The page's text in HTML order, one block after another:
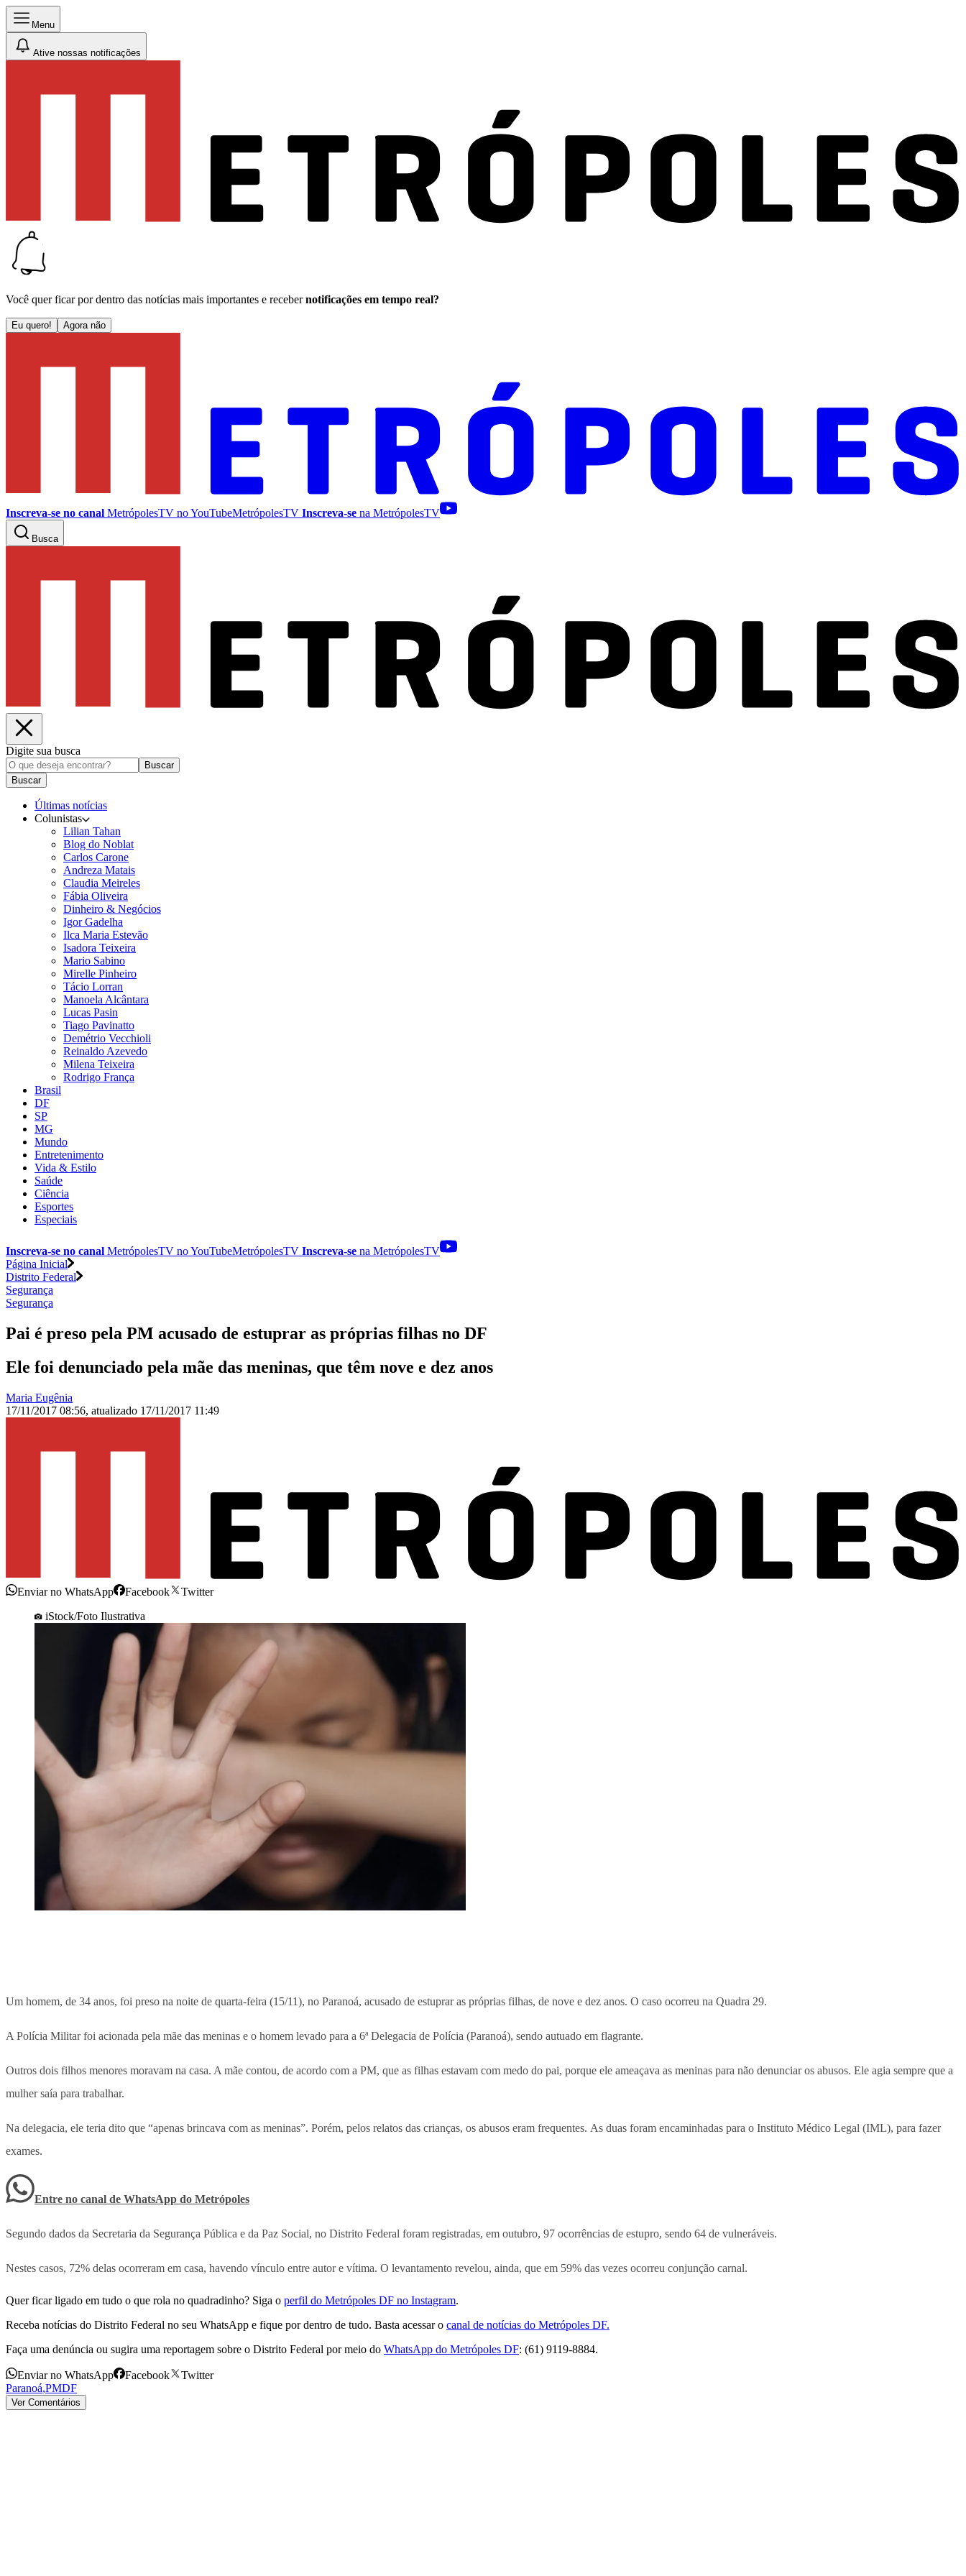
Menu
Ative nossas notificações
Você quer ficar por dentro das notícias mais importantes e receber notificações em tempo real?
Eu quero! Agora não
Inscreva-se no canal MetrópolesTV noYouTubeMetrópolesTV Inscreva-se na MetrópolesTV
Busca
Digite sua busca
Buscar
Buscar
Últimas notícias
Colunistas
Lilian Tahan
Blog do Noblat
Carlos Carone
Andreza Matais
Claudia Meireles
Fábia Oliveira
Dinheiro & Negócios
Igor Gadelha
Ilca Maria Estevão
Isadora Teixeira
Mario Sabino
Mirelle Pinheiro
Tácio Lorran
Manoela Alcântara
Lucas Pasin
Tiago Pavinatto
Demétrio Vecchioli
Reinaldo Azevedo
Milena Teixeira
Rodrigo França
Brasil
DF
SP
MG
Mundo
Entretenimento
Vida & Estilo
Saúde
Ciência
Esportes
Especiais
Inscreva-se no canal MetrópolesTV noYouTubeMetrópolesTV Inscreva-se na MetrópolesTV
Página Inicial
Distrito Federal
Segurança
Segurança
Pai é preso pela PM acusado de estuprar as próprias filhas no DF
Ele foi denunciado pela mãe das meninas, que têm nove e dez anos
Maria Eugênia
17/11/2017 08:56, atualizado 17/11/2017 11:49
Enviar no WhatsApp Facebook
Twitter
iStock/Foto Ilustrativa
Um homem, de 34 anos, foi preso na noite de quarta-feira (15/11), no Paranoá, acusado de estuprar as próprias filhas, de nove e dez anos. O caso ocorreu na Quadra 29.
A Polícia Militar foi acionada pela mãe das meninas e o homem levado para a 6ª Delegacia de Polícia (Paranoá), sendo autuado em flagrante.
Outros dois filhos menores moravam na casa. A mãe contou, de acordo com a PM, que as filhas estavam com medo do pai, porque ele ameaçava as meninas para não denunciar os abusos. Ele agia sempre que a
mulher saía para trabalhar.
Na delegacia, ele teria dito que “apenas brincava com as meninas”. Porém, pelos relatos das crianças, os abusos eram frequentes. As duas foram encaminhadas para o Instituto Médico Legal (IML), para fazer
exames.
Entre no canal de WhatsApp do Metrópoles
Segundo dados da Secretaria da Segurança Pública e da Paz Social, no Distrito Federal foram registradas, em outubro, 97 ocorrências de estupro, sendo 64 de vulneráveis.
Nestes casos, 72% delas ocorreram em casa, havendo vínculo entre autor e vítima. O levantamento revelou, ainda, que em 59% das vezes ocorreu conjunção carnal.
Quer ficar ligado em tudo o que rola no quadradinho? Siga o perfil do Metrópoles DF no Instagram.
Receba notícias do Distrito Federal no seu WhatsApp e fique por dentro de tudo. Basta acessar o canal de notícias do Metrópoles DF.
Faça uma denúncia ou sugira uma reportagem sobre o Distrito Federal por meio do WhatsApp do Metrópoles DF: (61) 9119-8884.
Enviar no WhatsApp Facebook
Twitter
Paranoá,PMDF
Ver Comentários